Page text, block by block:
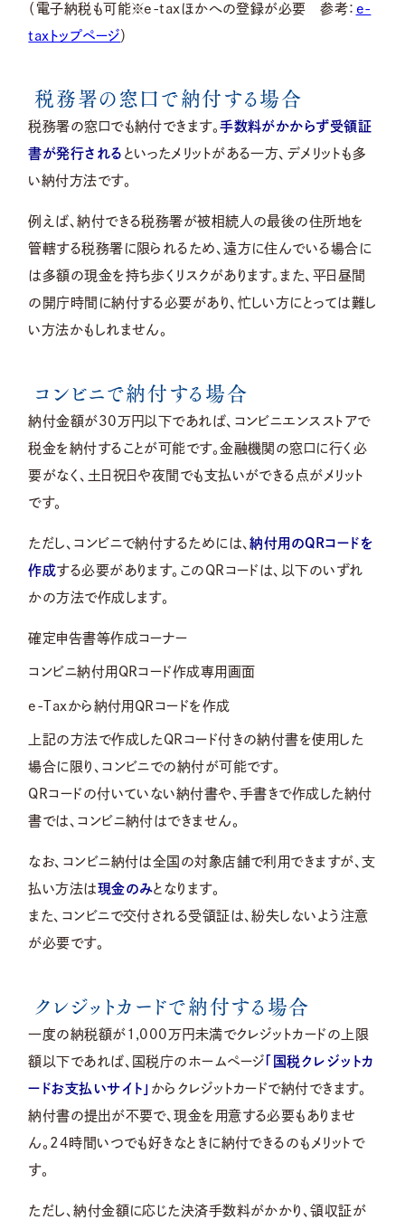
（電子納税も可能※e-taxほかへの登録が必要 参考： e-
taxトップページ）
税務署の窓口で納付する場合
税務署の窓口でも納付できます。手数料がかからず受領証
書が発行される といったメリットがある一方、デメリットも多
い納付方法です。
例えば、納付できる税務署が被相続人の最後の住所地を
管轄する税務署に限られるため、遠方に住んでいる場合に
は多額の現金を持ち歩くリスクがあります。また、平日昼間
の開庁時間に納付する必要があり、忙しい方にとっては難し
い方法かもしれません。
コンビニで納付する場合
納付金額が30万円以下であれば、コンビニエンスストアで
税金を納付することが可能です。金融機関の窓口に行く必
要がなく、土日祝日や夜間でも支払いができる点がメリット
です。
ただし、コンビニで納付するためには、納付用のQRコードを
作成する必要があります。このQRコードは、以下のいずれ
かの方法で作成します。
確定申告書等作成コーナー
コンビニ納付用QRコード作成専用画面
e-Taxから納付用QRコードを作成
上記の方法で作成したQRコード付きの納付書を使用した
場合に限り、コンビニでの納付が可能です。
QRコードの付いていない納付書や、手書きで作成した納付
書では、コンビニ納付はできません。
なお、コンビニ納付は全国の対象店舗で利用できますが、支
払い方法は現金のみとなります。
また、コンビニで交付される受領証は、紛失しないよう注意
が必要です。
クレジットカードで納付する場合
一度の納税額が1,000万円未満でクレジットカードの上限
額以下であれば、国税庁のホームページ「国税クレジットカ
ードお支払いサイト」 からクレジットカードで納付できます。
納付書の提出が不要で、現金を用意する必要もありませ
ん。24時間いつでも好きなときに納付できるのもメリットで
す。
ただし、納付金額に応じた決済手数料がかかり、領収証が